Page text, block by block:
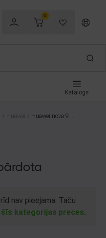
0
Katalogs
Huawei
Huawei nova 9 S
nav pieejama. Taču
kategorijas preces.